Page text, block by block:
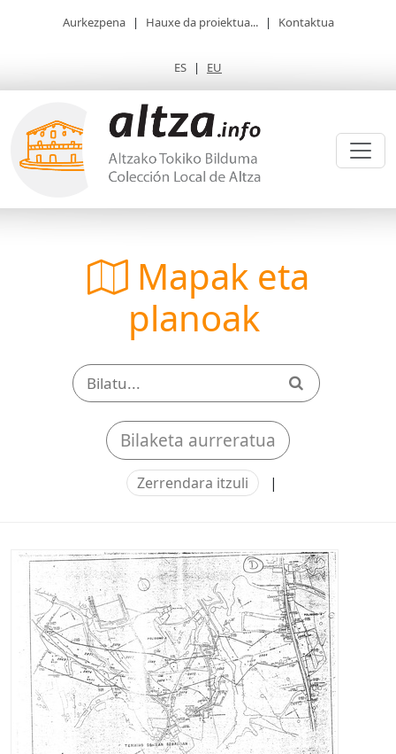
Aurkezpena | Hauxe da proiektua... | Kontaktua
ES | EU
Mapak eta
planoak
Bilaketa aurreratua
Zerrendara itzuli |